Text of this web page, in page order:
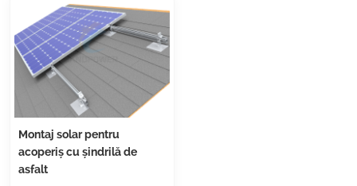
Montaj solar pentru
acoperiș cu șindrilă de
asfalt